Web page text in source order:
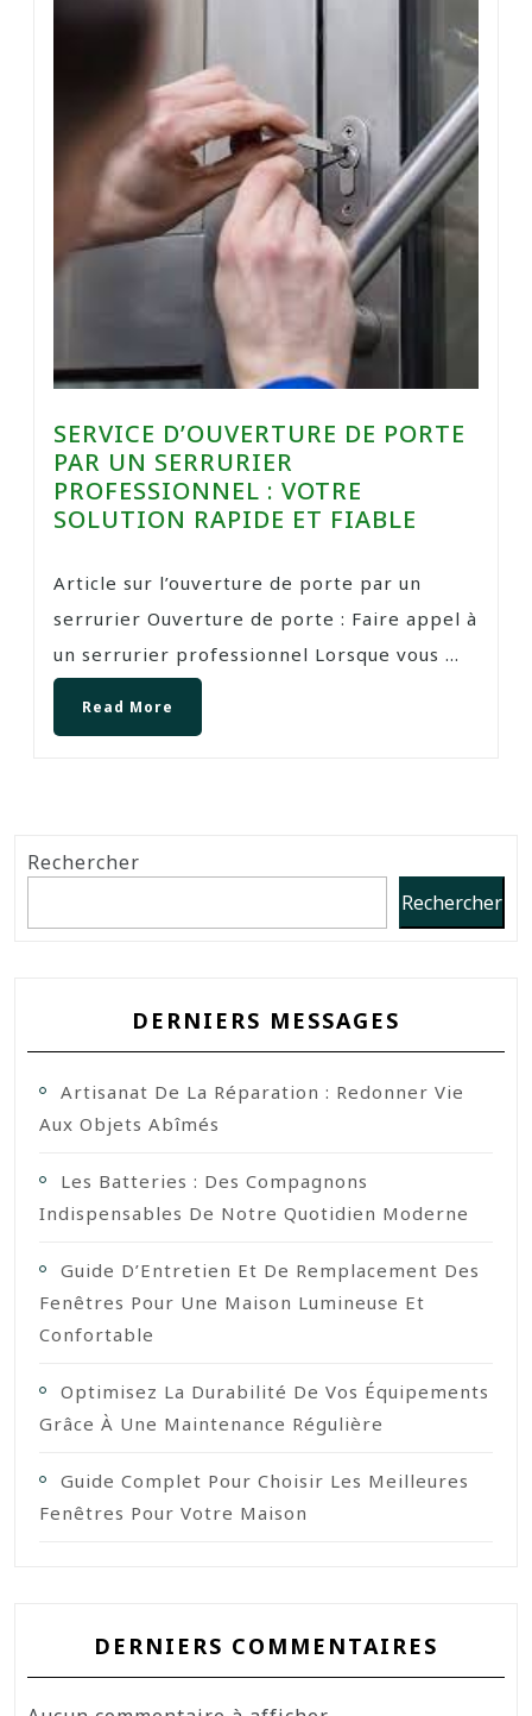
SERVICE D’OUVERTURE DE PORTE
PAR UN SERRURIER
PROFESSIONNEL : VOTRE
SOLUTION RAPIDE ET FIABLE
Article sur l’ouverture de porte par un
serrurier Ouverture de porte : Faire appel à
un serrurier professionnel Lorsque vous ...
Read More
Rechercher
Rechercher
DERNIERS MESSAGES
Artisanat De La Réparation : Redonner Vie
Aux Objets Abîmés
Les Batteries : Des Compagnons
Indispensables De Notre Quotidien Moderne
Guide D’Entretien Et De Remplacement Des
Fenêtres Pour Une Maison Lumineuse Et
Confortable
Optimisez La Durabilité De Vos Équipements
Grâce À Une Maintenance Régulière
Guide Complet Pour Choisir Les Meilleures
Fenêtres Pour Votre Maison
DERNIERS COMMENTAIRES